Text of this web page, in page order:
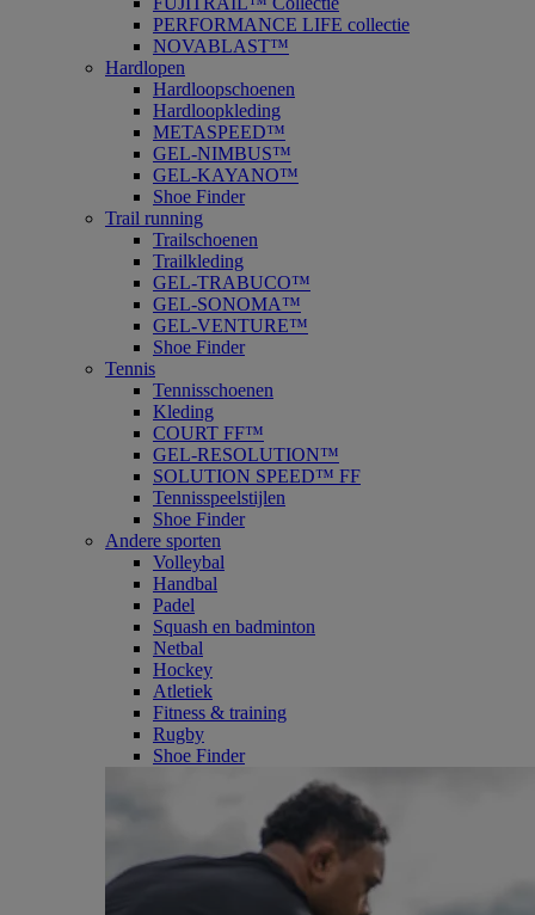
PERFORMANCE LIFE collectie
NOVABLAST™
Hardlopen
Hardloopschoenen
Hardloopkleding
METASPEED™
GEL-NIMBUS™
GEL-KAYANO™
Shoe Finder
Trail running
Trailschoenen
Trailkleding
GEL-TRABUCO™
GEL-SONOMA™
GEL-VENTURE™
Shoe Finder
Tennis
Tennisschoenen
Kleding
COURT FF™
GEL-RESOLUTION™
SOLUTION SPEED™ FF
Tennisspeelstijlen
Shoe Finder
Andere sporten
Volleybal
Handbal
Padel
Squash en badminton
Netbal
Hockey
Atletiek
Fitness & training
Rugby
Shoe Finder